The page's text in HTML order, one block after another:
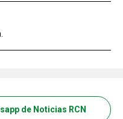
de Noticias RCN